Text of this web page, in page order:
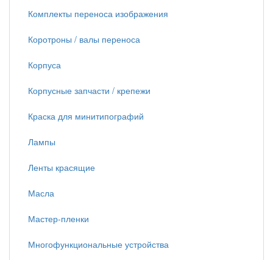
Комплекты переноса изображения
Коротроны / валы переноса
Корпуса
Корпусные запчасти / крепежи
Краска для минитипографий
Лампы
Ленты красящие
Масла
Мастер-пленки
Многофункциональные устройства